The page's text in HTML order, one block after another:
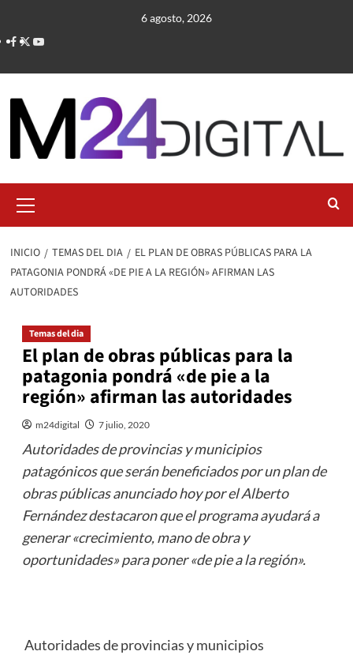
contenido
6 agosto, 2026
primario
INICIO TEMAS DEL DIA
EL PLAN DE OBRAS PÚBLICAS PARA LA
PATAGONIA PONDRÁ «DE PIE A LA REGIÓN» AFIRMAN LAS
AUTORIDADES
Temas del dia
El plan de obras públicas para la
patagonia pondrá «de pie a la
región» afirman las autoridades
m24digital 7 julio, 2020
Autoridades de provincias y municipios
patagónicos que serán beneficiados por un plan de
obras públicas anunciado hoy por el Alberto
Fernández destacaron que el programa ayudará a
generar «crecimiento, mano de obra y
oportunidades» para poner «de pie a la región».
Autoridades de provincias y municipios